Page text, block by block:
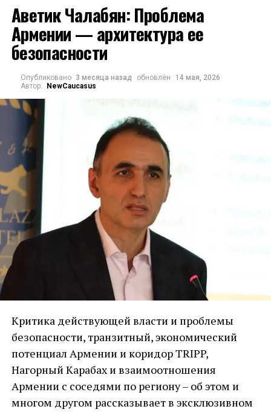
Аветик Чалабян: Проблема
Армении — архитектура ее
безопасности
Опубликовано 3 месяца назад обновлён
14 мая, 2026
Автор:
NewCaucasus
Критика действующей власти и проблемы
безопасности, транзитный, экономический
потенциал Армении и коридор TRIPP,
Нагорный Карабах и взаимоотношения
Армении с соседями по региону – об этом и
многом другом рассказывает в эксклюзивном